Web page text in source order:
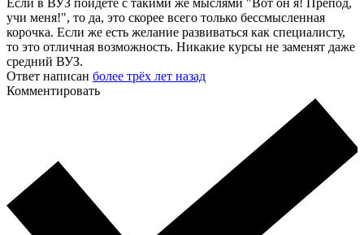
Если в ВУЗ пойдете с такими же мыслями "Вот он я! Препод,
учи меня!", то да, это скорее всего только бессмысленная
корочка. Если же есть желание развиваться как специалисту,
то это отличная возможность. Никакие курсы не заменят даже
средний ВУЗ.
Ответ написан более трёх лет назад
Комментировать